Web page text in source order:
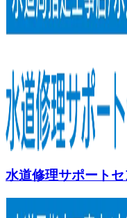
水道修理サポートセ